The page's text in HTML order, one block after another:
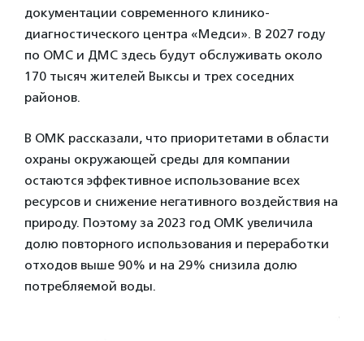
документации современного клинико-
диагностического центра «Медси». В 2027 году
по ОМС и ДМС здесь будут обслуживать около
170 тысяч жителей Выксы и трех соседних
районов.
В ОМК рассказали, что приоритетами в области
охраны окружающей среды для компании
остаются эффективное использование всех
ресурсов и снижение негативного воздействия на
природу. Поэтому за 2023 год ОМК увеличила
долю повторного использования и переработки
отходов выше 90% и на 29% снизила долю
потребляемой воды.